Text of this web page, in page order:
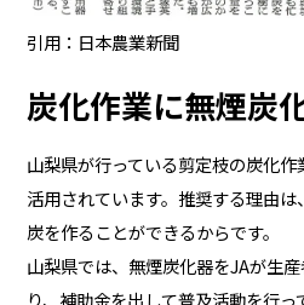
引用：日本農業新聞
炭化作業に無煙炭
山梨県が行っている剪定枝の炭化
活用されています。推奨する理由
炭を作ることができるからです。
山梨県では、無煙炭化器をJAが生